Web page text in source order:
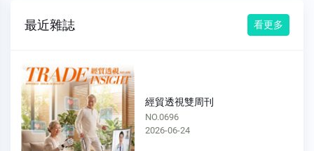
最近雜誌 看更多
經貿透視雙周刊
NO.0695
2026-06-10